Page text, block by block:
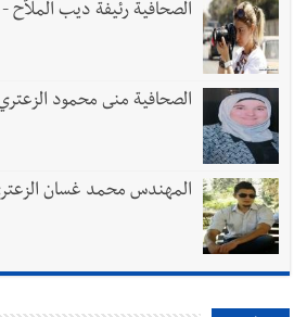
الصحافية رئيفة ديب الملاّح -
الصحافية منى محمود
المهندس محمد غسان